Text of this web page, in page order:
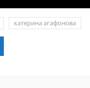
катерина агафонова